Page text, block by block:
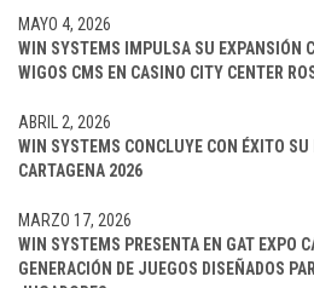
WIN SYSTEMS IMPULSA SU EXPANSIÓN
WIGOS CMS EN CASINO CITY CENTER
MAYO 4, 2026
WIN SYSTEMS CONCLUYE CON ÉXITO
CARTAGENA 2026
ABRIL 2, 2026
WIN SYSTEMS PRESENTA EN GAT EXPO
GENERACIÓN DE JUEGOS DISEÑADOS
MARZO 17, 2026